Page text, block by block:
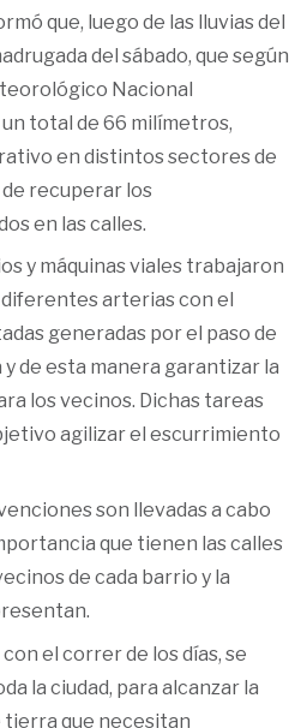
que, luego de las lluvias del
del sábado, que según
Nacional
total de 66 milímetros,
en distintos sectores de
recuperar los
en las calles.
y máquinas viales trabajaron
arterias con el
generadas por el paso de
y de esta manera garantizar la
los vecinos. Dichas tareas
agilizar el escurrimiento
son llevadas a cabo
que tienen las calles
de cada barrio y la
el correr de los días, se
la ciudad, para alcanzar la
tierra que necesitan